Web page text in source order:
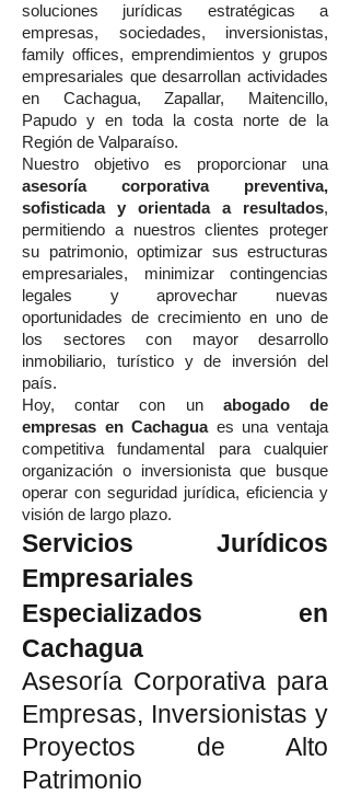
soluciones jurídicas estratégicas a
empresas, sociedades, inversionistas,
family offices, emprendimientos y grupos
empresariales que desarrollan actividades
en Cachagua, Zapallar, Maitencillo,
Papudo y en toda la costa norte de la
Región de Valparaíso.
Nuestro objetivo es proporcionar una
asesoría corporativa preventiva,
sofisticada y orientada a resultados,
permitiendo a nuestros clientes proteger
su patrimonio, optimizar sus estructuras
empresariales, minimizar contingencias
legales y aprovechar nuevas
oportunidades de crecimiento en uno de
los sectores con mayor desarrollo
inmobiliario, turístico y de inversión del
país.
Hoy, contar con un abogado de
empresas en Cachaguaes una ventaja
competitiva fundamental para cualquier
organización o inversionista que busque
operar con seguridad jurídica, eficiencia y
visión de largo plazo.
Servicios Jurídicos
Empresariales
Especializados en
Cachagua
Asesoría Corporativa para
Empresas, Inversionistas y
Proyectos de Alto
Patrimonio